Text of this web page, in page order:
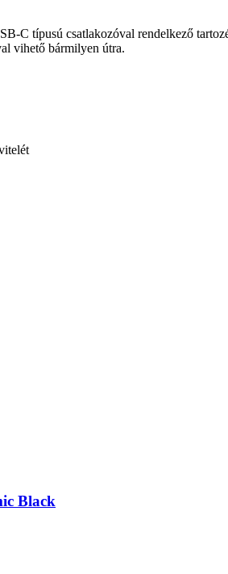
C típusú csatlakozóval rendelkező
vihető bármilyen útra.
Black